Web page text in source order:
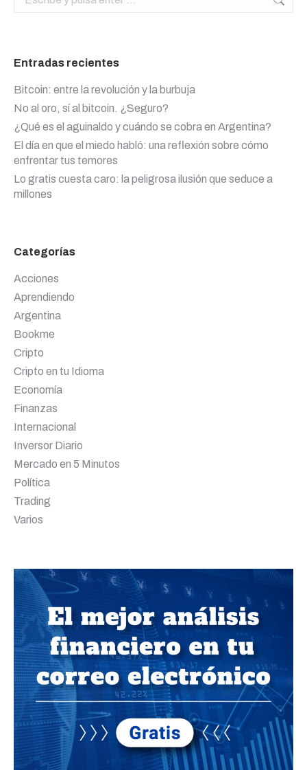
Entradas recientes
Bitcoin: entre la revolución y la burbuja
No al oro, sí al bitcoin. ¿Seguro?
¿Qué es el aguinaldo y cuándo se cobra en Argentina?
El día en que el miedo habló: una reflexión sobre cómo
enfrentar tus temores
Lo gratis cuesta caro: la peligrosa ilusión que seduce a
millones
Categorías
Acciones
Aprendiendo
Argentina
Bookme
Cripto
Cripto en tu Idioma
Economía
Finanzas
Internacional
Inversor Diario
Mercado en 5 Minutos
Política
Trading
Varios